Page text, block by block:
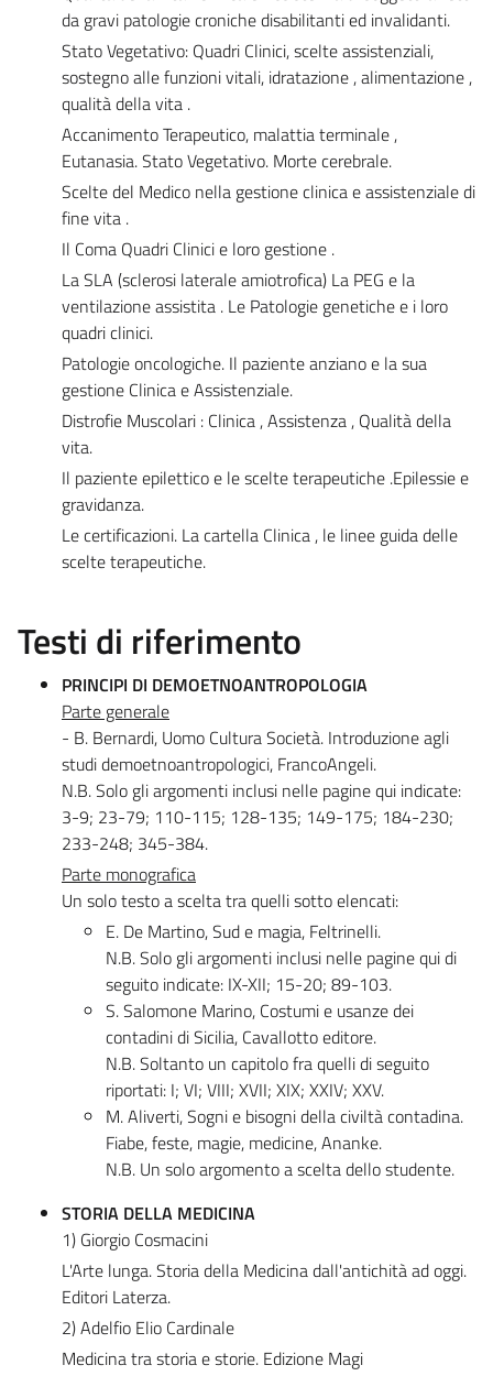
da gravi patologie croniche disabilitanti ed invalidanti.
Stato Vegetativo: Quadri Clinici, scelte assistenziali,
sostegno alle funzioni vitali, idratazione , alimentazione ,
qualità della vita .
Accanimento Terapeutico, malattia terminale ,
Eutanasia. Stato Vegetativo. Morte cerebrale.
Scelte del Medico nella gestione clinica e assistenziale di
fine vita .
Il Coma Quadri Clinici e loro gestione .
La SLA (sclerosi laterale amiotrofica) La PEG e la
ventilazione assistita . Le Patologie genetiche e i loro
quadri clinici.
Patologie oncologiche. Il paziente anziano e la sua
gestione Clinica e Assistenziale.
Distrofie Muscolari : Clinica , Assistenza , Qualità della
vita.
Il paziente epilettico e le scelte terapeutiche .Epilessie e
gravidanza.
Le certificazioni. La cartella Clinica , le linee guida delle
scelte terapeutiche.
Testi di riferimento
PRINCIPI DI DEMOETNOANTROPOLOGIA
Parte generale
- B. Bernardi, Uomo Cultura Società. Introduzione agli
studi demoetnoantropologici, FrancoAngeli.
N.B. Solo gli argomenti inclusi nelle pagine qui indicate:
3-9; 23-79; 110-115; 128-135; 149-175; 184-230;
233-248; 345-384.
Parte monografica
Un solo testo a scelta tra quelli sotto elencati:
E. De Martino, Sud e magia, Feltrinelli.
N.B. Solo gli argomenti inclusi nelle pagine qui di
seguito indicate: IX-XII; 15-20; 89-103.
S. Salomone Marino, Costumi e usanze dei
contadini di Sicilia, Cavallotto editore.
N.B. Soltanto un capitolo fra quelli di seguito
riportati: I; VI; VIII; XVII; XIX; XXIV; XXV.
M. Aliverti, Sogni e bisogni della civiltà contadina.
Fiabe, feste, magie, medicine, Ananke.
N.B. Un solo argomento a scelta dello studente.
STORIA DELLA MEDICINA
1) Giorgio Cosmacini
L'Arte lunga. Storia della Medicina dall'antichità ad oggi.
Editori Laterza.
2) Adelfio Elio Cardinale
Medicina tra storia e storie. Edizione Magi